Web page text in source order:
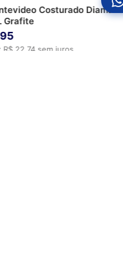
Costurado Diamante
Grafite
95
R$ 22 74sem juros